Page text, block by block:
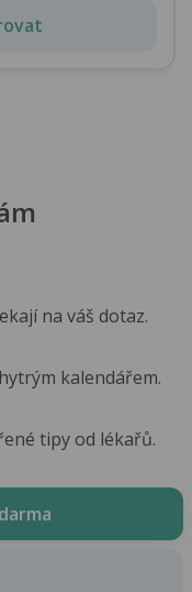
na váš dotaz.
kalendářem.
tipy od lékařů.